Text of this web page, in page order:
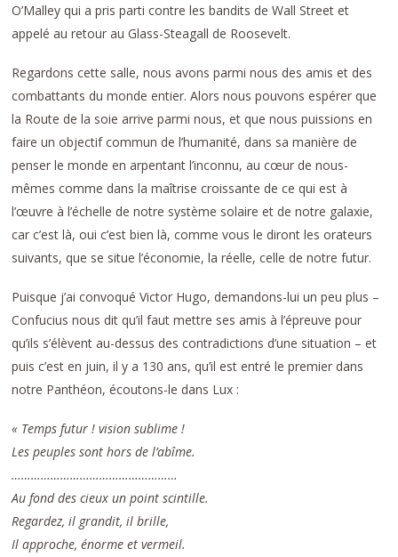
O’Malley qui a pris parti contre les bandits de Wall Street et
appelé au retour au Glass-Steagall de Roosevelt.
Regardons cette salle, nous avons parmi nous des amis et des
combattants du monde entier. Alors nous pouvons espérer que
la Route de la soie arrive parmi nous, et que nous puissions en
faire un objectif commun de l’humanité, dans sa manière de
penser le monde en arpentant l’inconnu, au cœur de nous-
mêmes comme dans la maîtrise croissante de ce qui est à
l’œuvre à l’échelle de notre système solaire et de notre galaxie,
car c’est là, oui c’est bien là, comme vous le diront les orateurs
suivants, que se situe l’économie, la réelle, celle de notre futur.
Puisque j’ai convoqué Victor Hugo, demandons-lui un peu plus –
Confucius nous dit qu’il faut mettre ses amis à l’épreuve pour
qu’ils s’élèvent au-dessus des contradictions d’une situation – et
puis c’est en juin, il y a 130 ans, qu’il est entré le premier dans
notre Panthéon, écoutons-le dans Lux :
« Temps futur ! vision sublime !
Les peuples sont hors de l’abîme.
……………………………………………
Au fond des cieux un point scintille.
Regardez, il grandit, il brille,
Il approche, énorme et vermeil.